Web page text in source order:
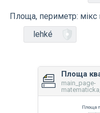
Площа, периметр: мікс
lehké
main_page-